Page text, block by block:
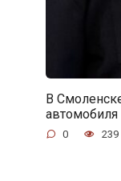
В
автомобиля
0 239